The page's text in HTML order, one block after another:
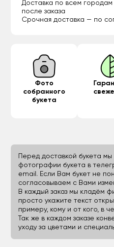
Доставка по всем городам
после заказа
Срочная доставка — по
Фото
собранного
букета
Перед доставкой букета
фотографии букета в
email. Если Вам букет не
согласовываем с Вами
В каждый заказ мы кладём
просто укажите текст
примеру, кому и от кого, в
Так же в каждом заказе
уходу за цветами и